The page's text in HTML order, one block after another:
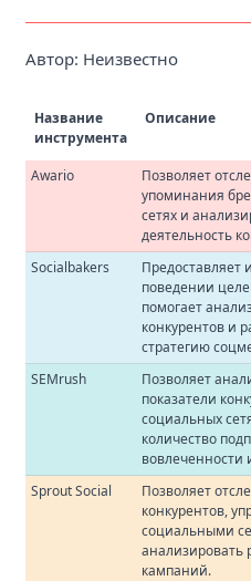
Автор: Неизвестно
Название
инструмента
Описание
Awario
Позволяет
упоминания
сетях и
деятельность
Socialbakers
поведении
помогает
конкурентов и
стратегию
SEMrush
Позволяет
показатели
социальных
количество
вовлеченности
Sprout Social
Позволяет
конкурентов,
социальными
анализировать
кампаний.